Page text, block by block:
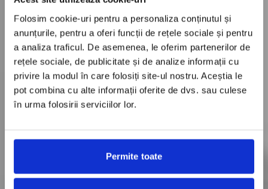
Folosim cookie-uri pentru a personaliza conținutul și
anunțurile, pentru a oferi funcții de rețele sociale și pentru
a analiza traficul. De asemenea, le oferim partenerilor de
rețele sociale, de publicitate și de analize informații cu
privire la modul în care folosiți site-ul nostru. Aceștia le
pot combina cu alte informații oferite de dvs. sau culese
în urma folosirii serviciilor lor.
Permite toate